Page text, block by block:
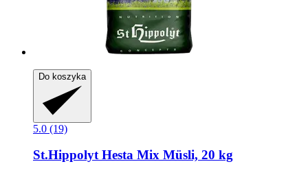
Do koszyka
5.0 (19)
St.HippolytHesta Mix Müsli, 20 kg